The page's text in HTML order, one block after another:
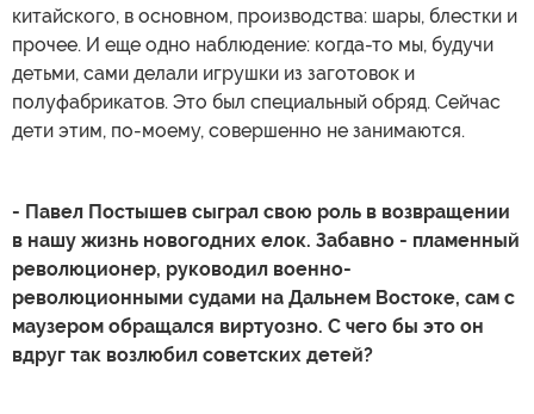
китайского, в основном, производства: шары, блестки и
прочее. И еще одно наблюдение: когда-то мы, будучи
детьми, сами делали игрушки из заготовок и
полуфабрикатов. Это был специальный обряд. Сейчас
дети этим, по-моему, совершенно не занимаются.
- Павел Постышев сыграл свою роль в возвращении
в нашу жизнь новогодних елок. Забавно - пламенный
революционер, руководил военно-
революционными судами на Дальнем Востоке, сам с
маузером обращался виртуозно. С чего бы это он
вдруг так возлюбил советских детей?